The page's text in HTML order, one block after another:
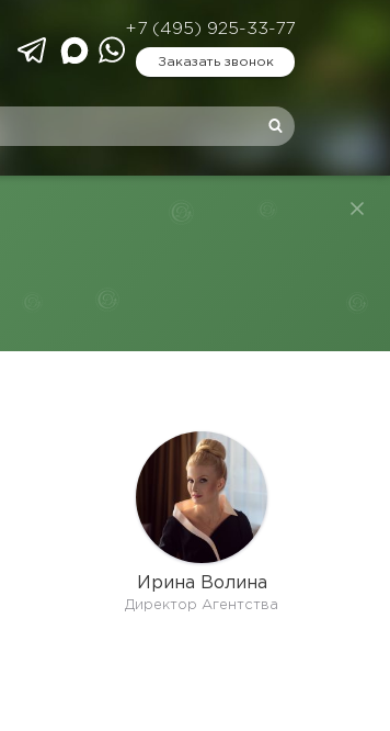
+7 (495) 925-33-77
Заказать звонок
Ирина Волина
Директор Агентства